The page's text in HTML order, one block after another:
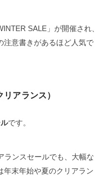
SALE」が開催され、
注意書きがあるほど人気で
アランス）
です。
ランスセールでも、大幅な
年末年始や夏のクリアラン